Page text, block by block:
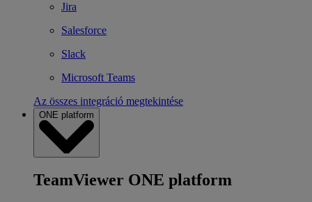
Jira
Salesforce
Slack
Microsoft Teams
Az összes integráció megtekintése
ONE platform
TeamViewer ONE platform